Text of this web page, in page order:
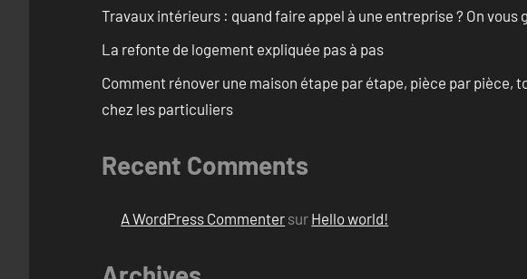
Travaux intérieurs : quand faire appel à une entreprise ? On vous
La refonte de logement expliquée pas à pas
Comment rénover une maison étape par étape, pièce par
chez les particuliers
Recent Comments
A WordPress Commenter sur Hello world!